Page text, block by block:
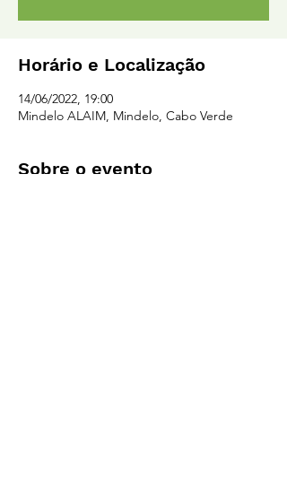
Horário e Localização
14/06/2022, 19:00
Mindelo ALAIM, Mindelo, Cabo Verde
Sobre o evento